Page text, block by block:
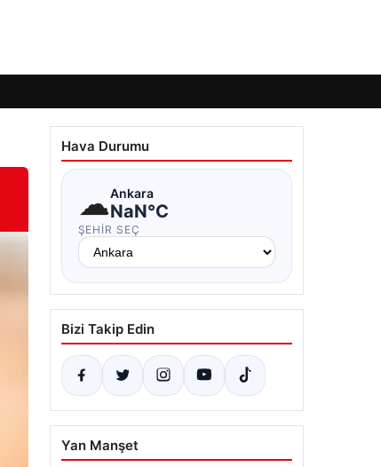
Hava Durumu
☁Ankara
NaN°C
ŞEHIR SEÇ
Bizi Takip Edin
Yan Manşet